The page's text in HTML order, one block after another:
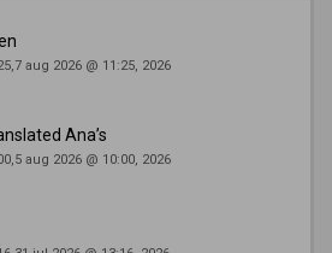
aug 2026 @ 11:25, 2026
Ana’s
aug 2026 @ 10:00, 2026